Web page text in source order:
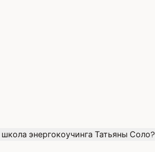
энергокоучинга Татьяны Соло?